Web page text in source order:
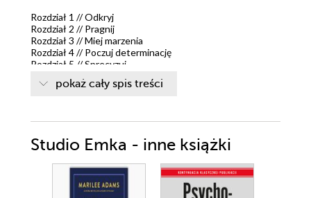
Rozdział 1 // Odkryj
Rozdział 2 // Pragnij
Rozdział 3 // Miej marzenia
Rozdział 4 // Poczuj determinację
Rozdział 5 // Sprecyzuj
Rozdział 7 // Pokonaj
Teraz zacznij!
Specjalne podziękowania
pokaż cały spis treści
Studio Emka - inne książki